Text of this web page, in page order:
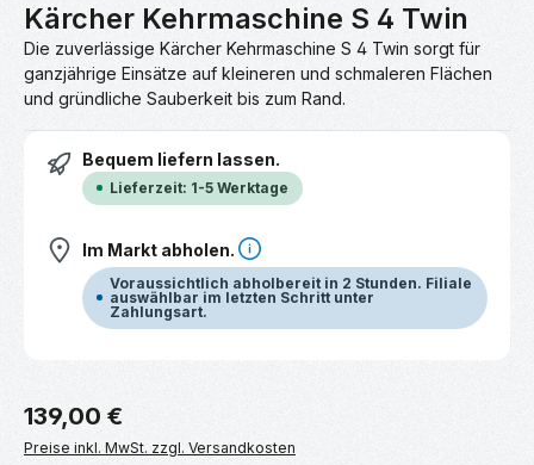
Kärcher Kehrmaschine S 4 Twin
Die zuverlässige Kärcher Kehrmaschine S 4 Twin sorgt für
ganzjährige Einsätze auf kleineren und schmaleren Flächen
und gründliche Sauberkeit bis zum Rand.
Bequem liefern lassen.
Lieferzeit: 1-5 Werktage
Im Markt abholen.
Voraussichtlich abholbereit in 2 Stunden. Filiale
auswählbar im letzten Schritt unter
Zahlungsart.
Regulärer Preis:
139,00 €
Preise inkl. MwSt. zzgl. Versandkosten